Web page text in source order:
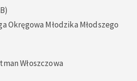
Okręgowa Młodzika Młodszego
Włoszczowa